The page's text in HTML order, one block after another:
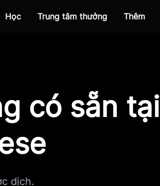
Học Trung tâm thưởng Thêm
có sẵn tại
dịch.